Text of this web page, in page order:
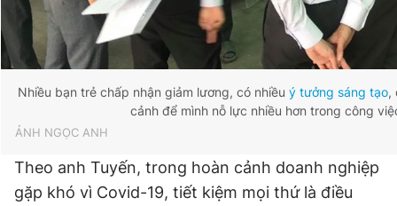
Nhiều bạn trẻ chấp nhận giảm lương, có nhiều ý tưởng sáng tạo,
cảnh để mình nỗ lực nhiều hơn trong công
ẢNH NGỌC ANH
Theo anh Tuyến, trong hoàn cảnh doanh nghiệp
gặp khó vì Covid-19, tiết kiệm mọi thứ là điều